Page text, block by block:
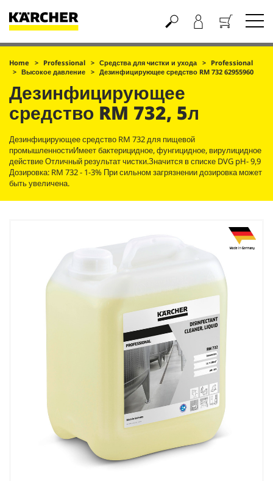
Корзина
Home Professional Средства для чистки и ухода
Professional
Высокое давление
Дезинфицирующее средство RM 732 62955960
Дезинфицирующее
средство RM 732, 5л
Дезинфицирующее средство RM 732 для пищевой
промышленностиИмеет бактерицидное, фунгицидное, вирулицидное
действие Отличный результат чистки.Значится в списке DVG pH- 9,9
Дозировка: RM 732 - 1-3% При сильном загрязнении дозировка может
быть увеличена.